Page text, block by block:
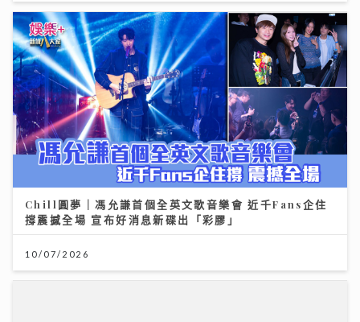
Chill圓夢｜馮允謙首個全英文歌音樂會 近千Fans企住
撐震撼全場 宣布好消息新碟出「彩膠」
10/07/2026